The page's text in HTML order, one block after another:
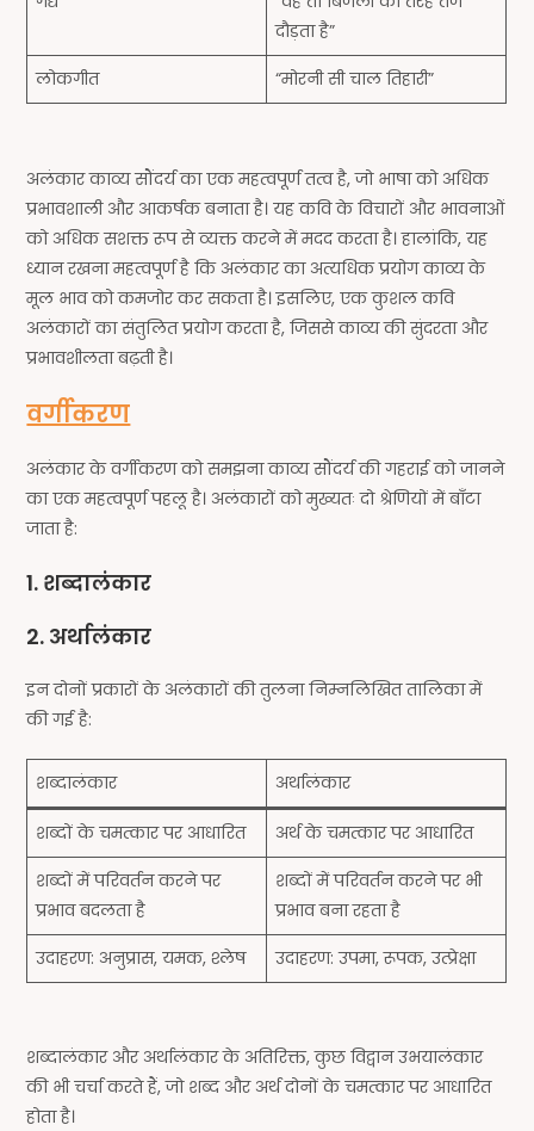
दौड़ता है”
लोकगीत
“मोरनी सी चाल तिहारी”
अलंकार काव्य सौंदर्य का एक महत्वपूर्ण तत्व है, जो भाषा को अधिक
प्रभावशाली और आकर्षक बनाता है। यह कवि के विचारों और भावनाओं
को अधिक सशक्त रूप से व्यक्त करने में मदद करता है। हालांकि, यह
ध्यान रखना महत्वपूर्ण है कि अलंकार का अत्यधिक प्रयोग काव्य के
मूल भाव को कमजोर कर सकता है। इसलिए, एक कुशल कवि
अलंकारों का संतुलित प्रयोग करता है, जिससे काव्य की सुंदरता और
प्रभावशीलता बढ़ती है।
वर्गीकरण
अलंकार के वर्गीकरण को समझना काव्य सौंदर्य की गहराई को जानने
का एक महत्वपूर्ण पहलू है। अलंकारों को मुख्यतः दो श्रेणियों में बाँटा
जाता है:
1. शब्दालंकार
2. अर्थालंकार
इन दोनों प्रकारों के अलंकारों की तुलना निम्नलिखित तालिका में
की गई है:
शब्दालंकार अर्थालंकार
शब्दों के चमत्कार पर आधारित
अर्थ के चमत्कार पर आधारित
शब्दों में परिवर्तन करने पर
प्रभाव बदलता है
शब्दों में परिवर्तन करने पर भी
प्रभाव बना रहता है
उदाहरण: अनुप्रास, यमक, श्लेष
उदाहरण: उपमा, रूपक, उत्प्रेक्षा
शब्दालंकार और अर्थालंकार के अतिरिक्त, कुछ विद्वान उभयालंकार
की भी चर्चा करते हैं, जो शब्द और अर्थ दोनों के चमत्कार पर आधारित
होता है।